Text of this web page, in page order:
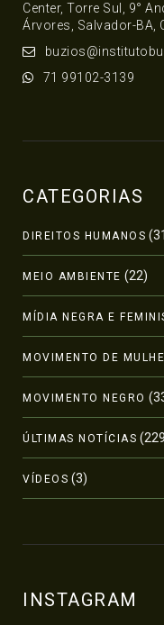
Center, Torre Sul, 9°
Árvores, Salvador-BA,
71 99102-3139
CATEGORIAS
DIREITOS HUMANOS
MEIO AMBIENTE (22)
MÍDIA NEGRA E
MOVIMENTO DE
MOVIMENTO NEGRO
ÚLTIMAS NOTÍCIAS
VÍDEOS (3)
INSTAGRAM